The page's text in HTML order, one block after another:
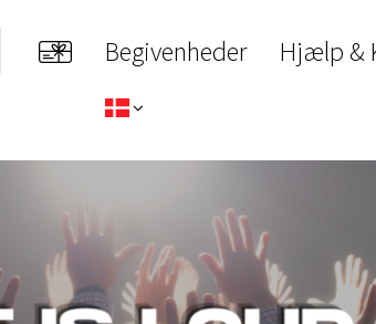
Begivenheder Hjælp &